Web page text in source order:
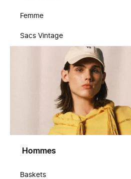
Femme
Sacs Vintage
Hommes
Baskets